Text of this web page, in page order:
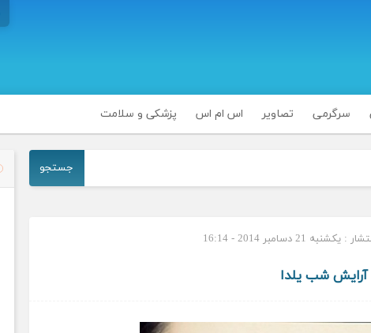
سرگرمی تصاویر اس ام اس پزشکی و سلامت
جستجو
21 دسامبر 2014 - 16:14
شب یلدا